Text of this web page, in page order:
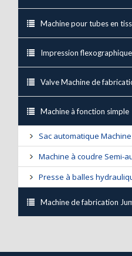
Machine pour tubes en
Impression
Valve Machine de
Machine à fonction simple
Sac automatique
Machine à coudre Semi-
Presse à balles
Machine de fabrication